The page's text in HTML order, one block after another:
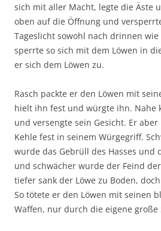
sich mit aller Macht, legte die Äste
oben auf die Öffnung und
Tageslicht sowohl nach drinnen
sperrte so sich mit dem Löwen in
er sich dem Löwen zu.
Rasch packte er den Löwen mit
hielt ihn fest und würgte ihn. Nahe
und versengte sein Gesicht. Er
Kehle fest in seinem Würgegriff.
wurde das Gebrüll des Hasses und
und schwächer wurde der Feind
tiefer sank der Löwe zu Boden,
So tötete er den Löwen mit seinen
Waffen, nur durch die eigene große